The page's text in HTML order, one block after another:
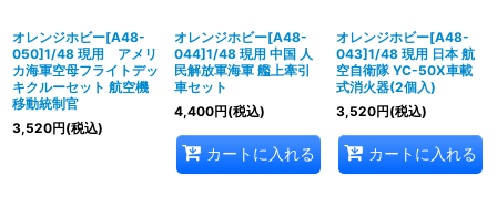
オレンジホビー[A48-
050]1/48 現用 アメリ
カ海軍空母フライトデッ
キクルーセット 航空機
移動統制官
3,520円(税込)
オレンジホビー[A48-
044]1/48 現用 中国 人
民解放軍海軍 艦上牽引
車セット
4,400円(税込)
カートに入れる
オレンジホビー[A48-
043]1/48 現用 日本 航
空自衛隊 YC-50X車載
式消火器(2個入)
3,520円(税込)
カートに入れる